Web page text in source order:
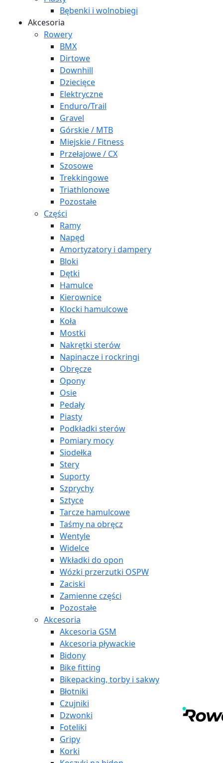
Bębenki i wolnobiegi
Akcesoria
Rowery
BMX
Dirtowe
Downhill
Dziecięce
Elektryczne
Enduro/Trail
Gravel
Górskie / MTB
Miejskie / Fitness
Przełajowe / CX
Szosowe
Trekkingowe
Triathlonowe
Pozostałe
Części
Ramy
Napęd
Amortyzatory i dampery
Bloki
Dętki
Hamulce
Kierownice
Klocki hamulcowe
Koła
Mostki
Nakrętki sterów
Napinacze i rockringi
Obręcze
Opony
Osie
Pedały
Piasty
Podkładki sterów
Pomiary mocy
Siodełka
Stery
Suporty
Szprychy
Sztyce
Tarcze hamulcowe
Taśmy na obręcz
Wentyle
Widelce
Wkładki do opon
Wózki przerzutki OSPW
Zaciski
Zamienne części
Pozostałe
Akcesoria
Akcesoria GSM
Akcesoria pływackie
Bidony
Bike fitting
Bikepacking, torby i sakwy
Błotniki
Czujniki
Dzwonki
Foteliki
Gripy
Korki